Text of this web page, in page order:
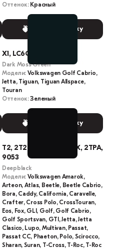
Оттенок: Красный
Выбрать краску
X1, LC6Q, L-C6Q, C6Q
Dark Moss Green
Модели: Volkswagen Golf Cabrio,
Jetta, Tiguan, Tiguan Allspace,
Touran
Оттенок:Зеленый
Выбрать краску
T2, 2T2T, C9X, 2T, LC9X, 2TPA,
9053
Deepblack
Модели: Volkswagen Amarok,
Arteon, Atlas, Beetle, Beetle Cabrio,
Bora, Caddy, California, Caravelle,
Crafter, Cross Polo, CrossTouran,
Eos, Fox, GLI, Golf, Golf Cabrio,
Golf Sportsvan, GTI, Jetta, Jetta
Clasico, Lupo, Multivan, Passat,
Passat CC, Phaeton, Polo, Scirocco,
Sharan, Suran, T-Cross, T-Roc, T-Roc